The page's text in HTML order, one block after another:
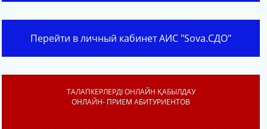
Перейти в личный кабинет АИС "Sova.СДО"
ТАЛАПКЕРЛЕРДІ ОНЛАЙН ҚАБЫЛДАУ
ОНЛАЙН- ПРИЕМ АБИТУРИЕНТОВ